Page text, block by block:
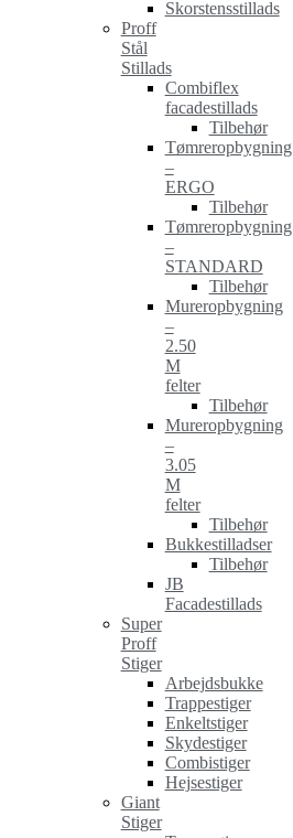
Skorstensstillads
Proff
Stål
Stillads
Combiflex
facadestillads
Tilbehør
Tømreropbygning
–
ERGO
Tilbehør
Tømreropbygning
–
STANDARD
Tilbehør
Mureropbygning
–
2.50
M
felter
Tilbehør
Mureropbygning
–
3.05
M
felter
Tilbehør
Bukkestilladser
Tilbehør
JB
Facadestillads
Super
Proff
Stiger
Arbejdsbukke
Trappestiger
Enkeltstiger
Skydestiger
Combistiger
Hejsestiger
Giant
Stiger